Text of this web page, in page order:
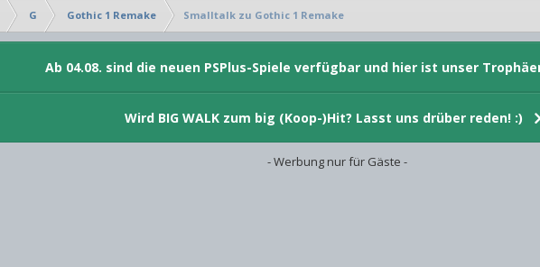
G Gothic 1 Remake Smalltalk zu Gothic 1 Remake
Ab 04.08. sind die neuen PSPlus-Spiele verfügbar und hier ist unser
Wird BIG WALK zum big (Koop-)Hit? Lasst uns drüber reden! :)
- Werbung nur für Gäste -